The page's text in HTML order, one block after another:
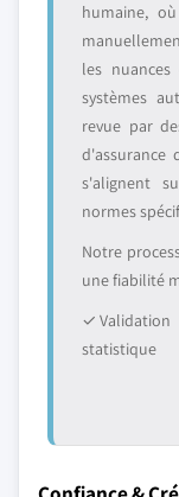
humaine,
les
systèmes
revue par
d'assurance
s'alignent
normes
Notre
une fiabilité
✓ Validation
statistique